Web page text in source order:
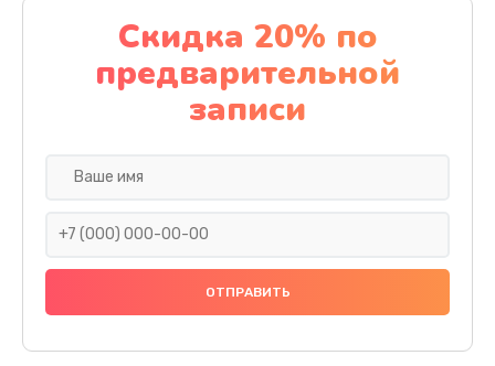
Скидка 20% по
предварительной
записи